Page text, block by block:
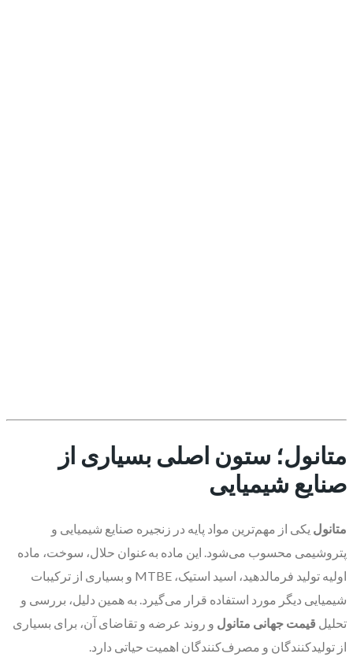
متانول؛ ستون اصلی بسیاری از
صنایع شیمیایی
متانول یکی از مهم‌ترین مواد پایه در زنجیره صنایع شیمیایی و
پتروشیمی محسوب می‌شود. این ماده به‌عنوان حلال، سوخت، ماده
اولیه تولید فرمالدهید، اسید استیک، MTBE و بسیاری از ترکیبات
شیمیایی دیگر مورد استفاده قرار می‌گیرد. به همین دلیل، بررسی و
تحلیل قیمت جهانی متانول و روند عرضه و تقاضای آن، برای بسیاری
از تولیدکنندگان و مصرف‌کنندگان اهمیت حیاتی دارد.